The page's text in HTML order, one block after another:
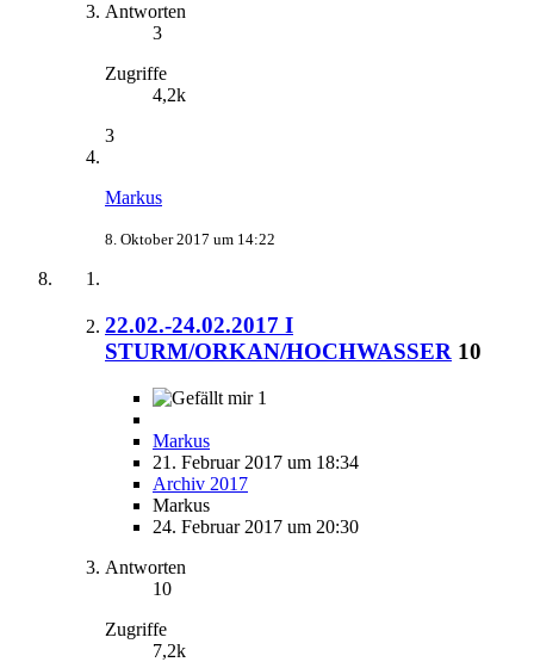
Antworten
3
Zugriffe
4,2k
3
Markus
8. Oktober 2017 um 14:22
22.02.-24.02.2017 I
STURM/ORKAN/HOCHWASSER 10
1
Markus
21. Februar 2017 um 18:34
Archiv 2017
Markus
24. Februar 2017 um 20:30
Antworten
10
Zugriffe
7,2k